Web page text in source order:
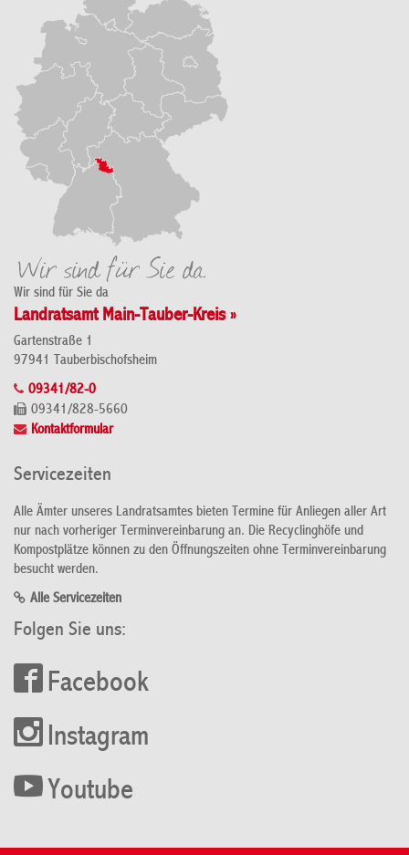
Wir sind für Sie da
Landratsamt Main-Tauber-Kreis »
Gartenstraße 1
97941 Tauberbischofsheim
09341/82-0
09341/828-5660
Kontaktformular
Servicezeiten
Alle Ämter unseres Landratsamtes bieten Termine für Anliegen aller Art
nur nach vorheriger Terminvereinbarung an. Die Recyclinghöfe und
Kompostplätze können zu den Öffnungszeiten ohne Terminvereinbarung
besucht werden.
Alle Servicezeiten
Folgen Sie uns:
Facebook
Instagram
Youtube